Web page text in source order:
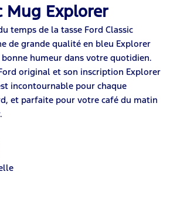
Mug Explorer
temps de la tasse Ford Classic
de grande qualité en bleu Explorer
humeur dans votre quotidien.
original et son inscription Explorer
incontournable pour chaque
et parfaite pour votre café du matin